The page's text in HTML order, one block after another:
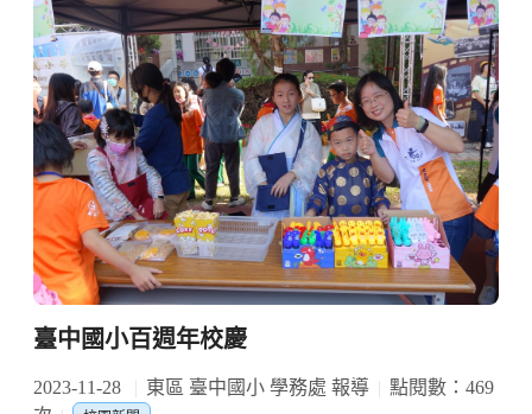
臺中國小百週年校慶
2023-11-28 東區 臺中國小 學務處 報導
點閱數：469